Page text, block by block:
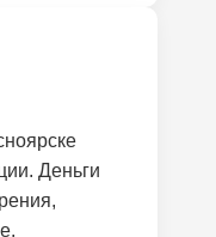
Деньги